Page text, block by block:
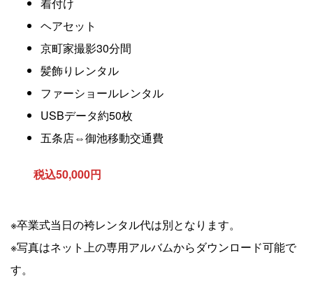
着付け
ヘアセット
京町家撮影30分間
髪飾りレンタル
ファーショールレンタル
USBデータ約50枚
五条店⇔御池移動交通費
税込50,000円
※卒業式当日の袴レンタル代は別となります。
※写真はネット上の専用アルバムからダウンロード可能で
す。